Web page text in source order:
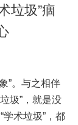
垃圾”痼
”。与之相伴
圾”，就是没
术垃圾”，都